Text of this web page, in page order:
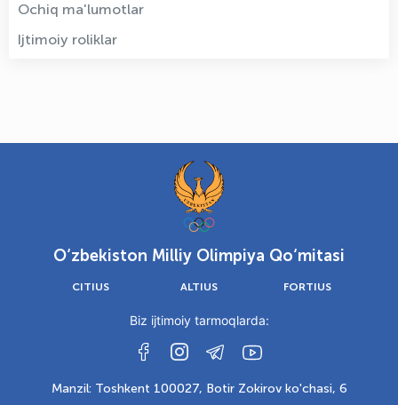
Ochiq ma'lumotlar
Ijtimoiy roliklar
O‘zbekiston Milliy Olimpiya Qo‘mitasi
CITIUS ALTIUS FORTIUS
Biz ijtimoiy tarmoqlarda:
Manzil: Toshkent 100027, Botir Zokirov ko'chasi, 6